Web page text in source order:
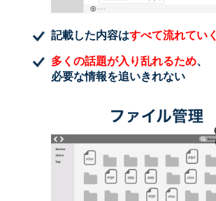
記載した内容はすべて流れていく
多くの話題が入り乱れるため、
必要な情報を追いきれない